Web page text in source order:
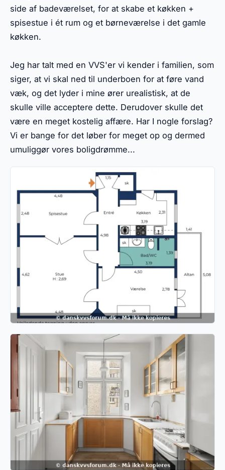
side af badeværelset, for at skabe et køkken +
spisestue i ét rum og et børneværelse i det gamle
køkken.
Jeg har talt med en VVS'er vi kender i familien, som
siger, at vi skal ned til underboen for at føre vand
væk, og det lyder i mine ører urealistisk, at de
skulle ville acceptere dette. Derudover skulle det
være en meget kostelig affære. Har I nogle forslag?
Vi er bange for det løber for meget op og dermed
umuliggør vores boligdrømme...